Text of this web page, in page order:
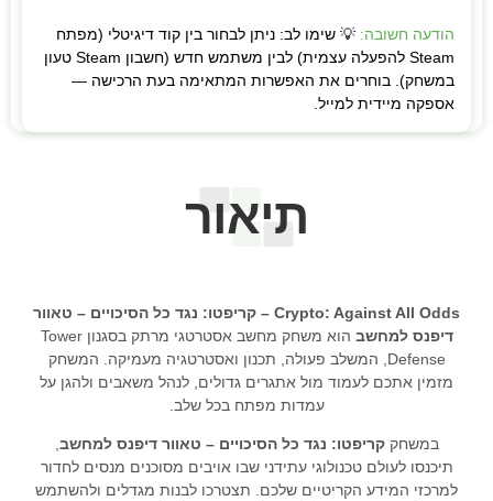
הודעה חשובה: 💡 שימו לב: ניתן לבחור בין קוד דיגיטלי (מפתח
Steam להפעלה עצמית) לבין משתמש חדש (חשבון Steam טעון
במשחק). בוחרים את האפשרות המתאימה בעת הרכישה —
אספקה מיידית למייל.
תיאור
Crypto: Against All Odds – קריפטו: נגד כל הסיכויים – טאוור
דיפנס למחשב
הוא משחק מחשב אסטרטגי מרתק בסגנון Tower
Defense, המשלב פעולה, תכנון ואסטרטגיה מעמיקה. המשחק
מזמין אתכם לעמוד מול אתגרים גדולים, לנהל משאבים ולהגן על
עמדות מפתח בכל שלב.
במשחקקריפטו: נגד כל הסיכויים – טאוור דיפנס למחשב
תיכנסו לעולם טכנולוגי עתידני שבו אויבים מסוכנים מנסים לחדור
למרכזי המידע הקריטיים שלכם. תצטרכו לבנות מגדלים ולהשתמש